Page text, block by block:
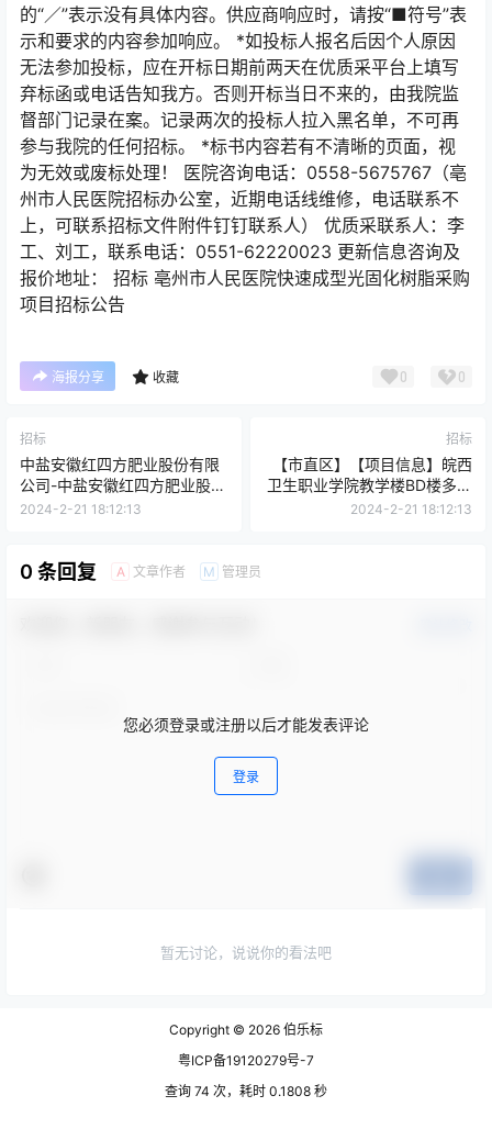
的“／”表示没有具体内容。供应商响应时，请按“■符号”表
示和要求的内容参加响应。 *如投标人报名后因个人原因
无法参加投标，应在开标日期前两天在优质采平台上填写
弃标函或电话告知我方。否则开标当日不来的，由我院监
督部门记录在案。记录两次的投标人拉入黑名单，不可再
参与我院的任何招标。 *标书内容若有不清晰的页面，视
为无效或废标处理！ 医院咨询电话：0558-5675767（亳
州市人民医院招标办公室，近期电话线维修，电话联系不
上，可联系招标文件附件钉钉联系人） 优质采联系人：李
工、刘工，联系电话：0551-62220023 更新信息咨询及
报价地址： 招标 亳州市人民医院快速成型光固化树脂采购
项目招标公告
海报分享 收藏 0 0
招标
中盐安徽红四方肥业股份有限
公司-中盐安徽红四方肥业股份
有限公司-2024.01.23主动皮
2024-2-21 18:12:13
招标
【市直区】【项目信息】皖西
卫生职业学院教学楼BD楼多媒
体升级改造项目
2024-2-21 18:12:13
0 条回复 A 文章作者 M 管理员
您必须登录或注册以后才能发表评论
登录
暂无讨论，说说你的看法吧
Copyright © 2026 伯乐标
粤ICP备19120279号-7
查询 74 次，耗时 0.1808 秒